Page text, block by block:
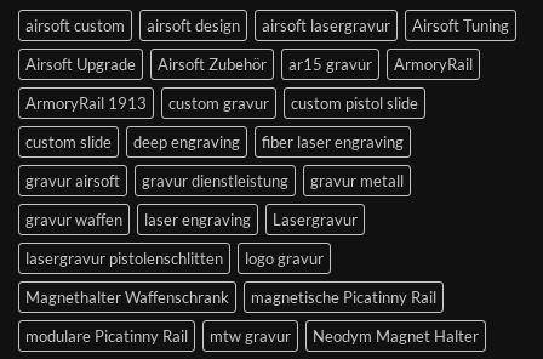
airsoft custom airsoft design airsoft lasergravur
Airsoft Tuning
Airsoft Upgrade
Airsoft Zubehör ar15 gravur
ArmoryRail
ArmoryRail 1913
custom gravur
custom pistol slide
custom slide
deep engraving
fiber laser engraving
gravur airsoft
gravur dienstleistung
gravur metall
gravur waffen
laser engraving
Lasergravur
lasergravur pistolenschlitten
logo gravur
Magnethalter Waffenschrank
magnetische Picatinny Rail
modulare Picatinny Rail
mtw gravur
Neodym Magnet Halter